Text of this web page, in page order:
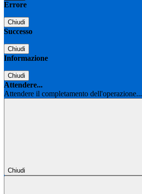
Errore
Chiudi
Successo
Chiudi
Informazione
Chiudi
Attendere...
Attendere il completamento dell'operazione...
Chiudi